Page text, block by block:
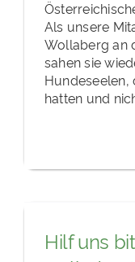
Als unsere
Wollaberg an
sahen sie
Hundeseelen,
hatten und
Hilf uns